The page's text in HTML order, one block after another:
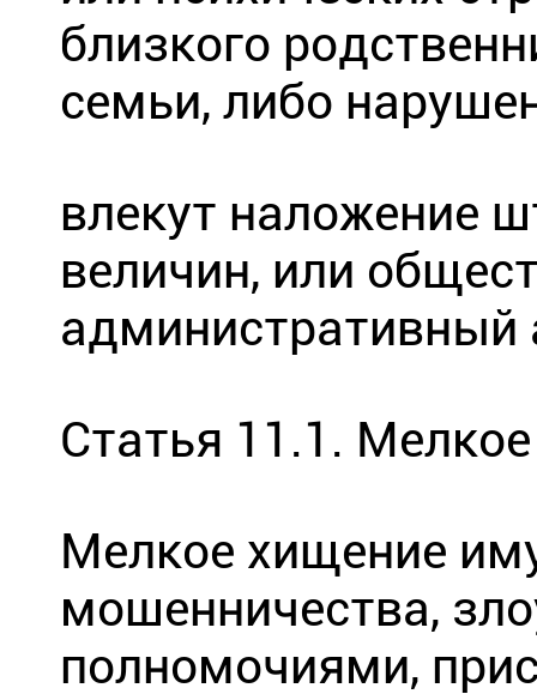
близкого
семьи, либо
влекут наложение
величин, или
административный
Статья 11.1.
Мелкое хищение
мошенничества,
полномочиями,